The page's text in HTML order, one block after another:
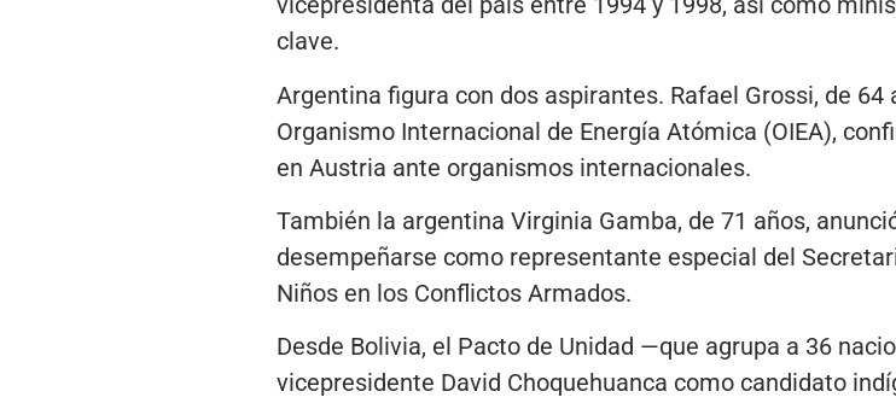
clave.
Argentina figura con dos aspirantes. Rafael Grossi, de
Organismo Internacional de Energía Atómica (OIEA),
en Austria ante organismos internacionales.
También la argentina Virginia Gamba, de 71 años,
desempeñarse como representante especial del
Niños en los Conflictos Armados.
Desde Bolivia, el Pacto de Unidad —que agrupa a 36
vicepresidente David Choquehuanca como candidato